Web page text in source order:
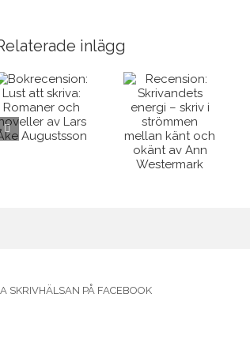
inlägg
Skrivandets
energi –
skriv i
strömmen
Bokrecension:
KONSTEN
ATT DÖDA
– Så skriver
du en
kriminalroman
SKRIVHÄLSAN PÅ FACEBOOK